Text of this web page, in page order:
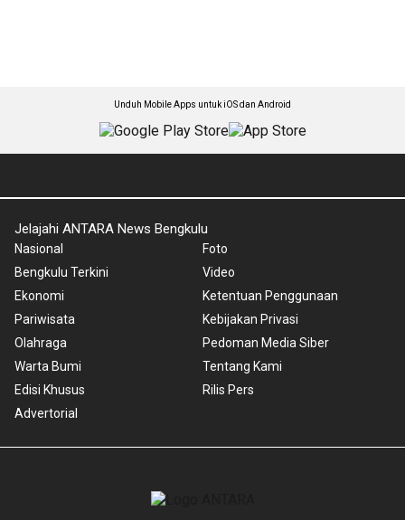
Unduh Mobile Apps untuk iOS dan Android
Jelajahi ANTARA News Bengkulu
Nasional
Bengkulu Terkini
Ekonomi
Pariwisata
Olahraga
Warta Bumi
Edisi Khusus
Advertorial
Foto
Video
Ketentuan Penggunaan
Kebijakan Privasi
Pedoman Media Siber
Tentang Kami
Rilis Pers